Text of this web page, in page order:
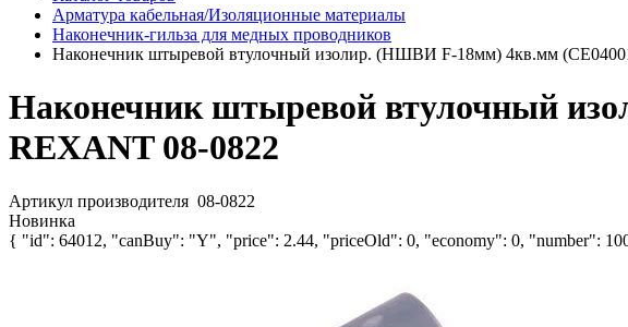
Арматура кабельная/Изоляционные материалы
Наконечник-гильза для медных проводников
Наконечник штыревой втулочный изолир. (НШВИ F-18мм) 4кв.мм
Наконечник штыревой втулочный
REXANT 08-0822
Артикул производителя 08-0822
Новинка
{ "id": 64012, "canBuy": "Y", "price": 2.44, "priceOld": 0, "economy": 0, "number":